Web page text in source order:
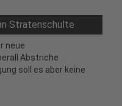
Stratenschulte
neue
Abstriche
soll es aber keine